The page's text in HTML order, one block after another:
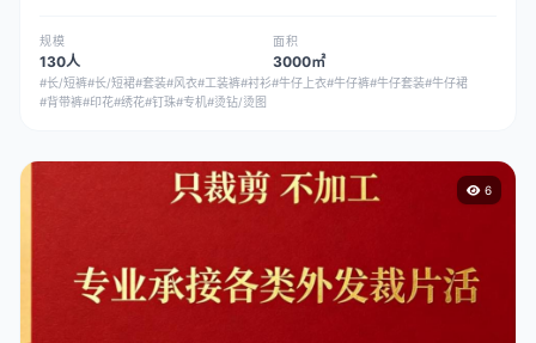
规模
130人
面积
3000㎡
#长/短裤#长/短裙#套装#风衣#工装裤#衬衫#牛仔上衣#牛仔裤#牛仔套装#牛仔裙
#背带裤#印花#绣花#钉珠#专机#烫钻/烫图
6